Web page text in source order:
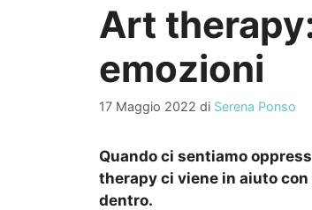
Art
emozioni
17 Maggio 2022 di Serena Ponso
Quando ci sentiamo
therapy ci viene in aiuto
dentro.